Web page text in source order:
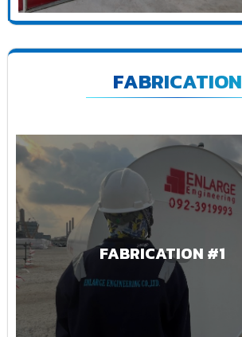
FABRICATION
FABRICATION #1